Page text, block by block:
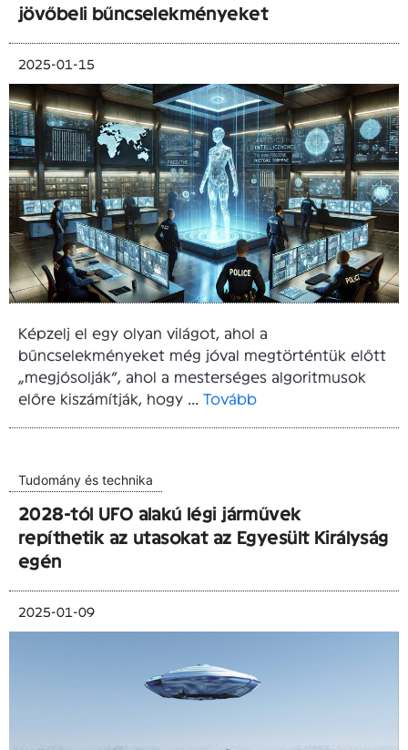
jövőbeli bűncselekményeket
2025-01-15
Képzelj el egy olyan világot, ahol a
bűncselekményeket még jóval megtörténtük előtt
„megjósolják”, ahol a mesterséges algoritmusok
előre kiszámítják, hogy ... Tovább
Tudomány és technika
2028-tól UFO alakú légi járművek
repíthetik az utasokat az Egyesült Királyság
egén
2025-01-09